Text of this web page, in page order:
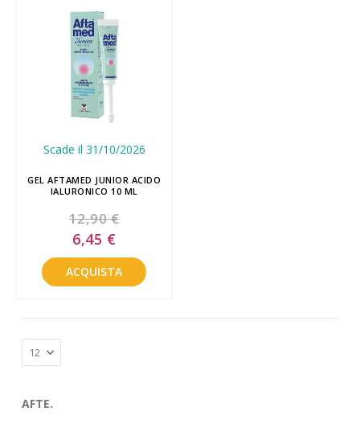
Scade il 31/10/2026
GEL AFTAMED JUNIOR ACIDO
IALURONICO 10 ML
12,90 €
Special
Price
6,45 €
ACQUISTA
AFTE.